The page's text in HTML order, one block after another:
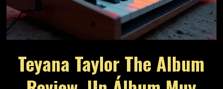
Teyana Taylor The Album